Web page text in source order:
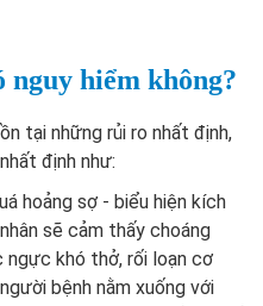
nguy hiểm không?
tại những rủi ro nhất định,
định như:
hoảng sợ - biểu hiện kích
sẽ cảm thấy choáng
ngực khó thở, rối loạn cơ
bệnh nằm xuống với